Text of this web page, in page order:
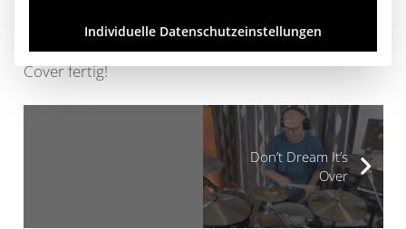
dazu eine Aufnahme machen würde. Gesagt, getan,
eine Woche später (18.04.2020) war das Drum-
Cover fertig!
Don’t Dream It’s
Over
Individuelle Datenschutzeinstellungen